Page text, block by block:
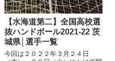
【水海道第二】全国高校選
抜ハンドボール2021-22 茨
城県│選手一覧
今回は２０２２年３月２４日